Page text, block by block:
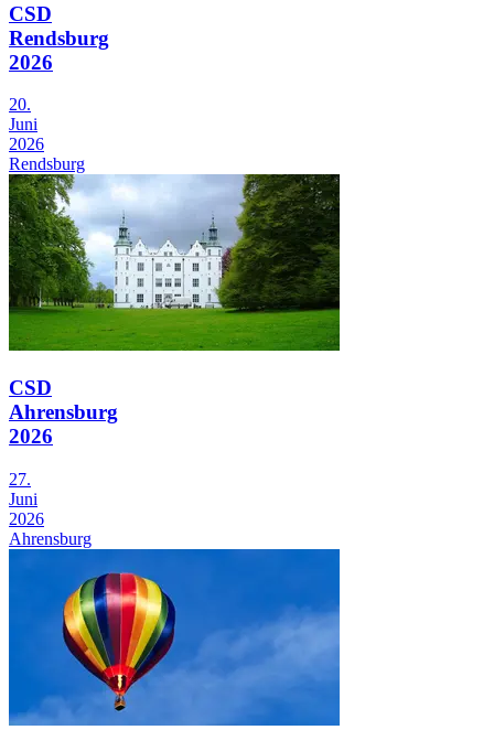
CSD
Rendsburg
2026
20.
Juni
2026
Rendsburg
CSD
Ahrensburg
2026
27.
Juni
2026
Ahrensburg